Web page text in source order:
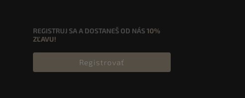
REGISTRUJ SA A DOSTANEŠ OD NÁS10%
ZĽAVU!
Registrovať